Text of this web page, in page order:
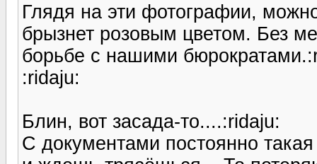
Глядя на эти фотографии,
брызнет розовым цветом. Без
борьбе с нашими
:ridaju:
Блин, вот засада-то....:ridaju:
С документами постоянно